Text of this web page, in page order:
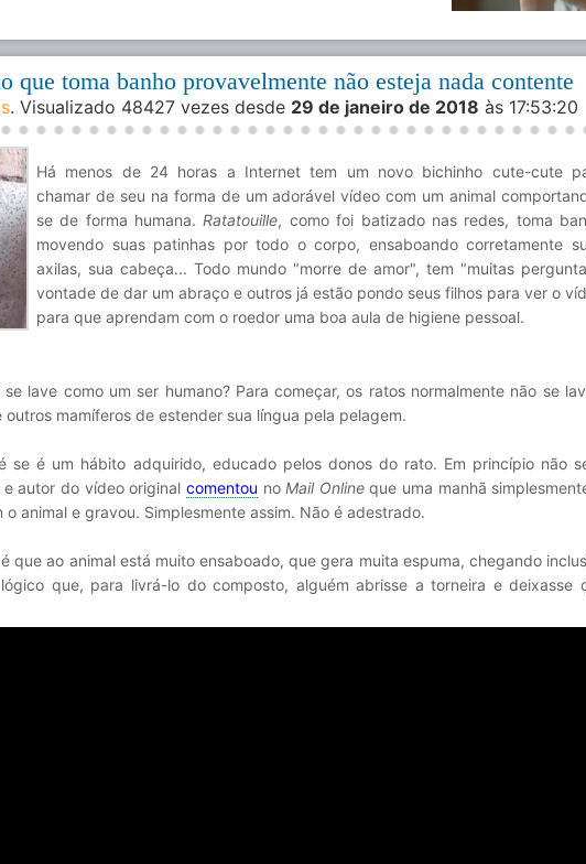
que toma banho provavelmente não esteja nada contente
. Visualizado 48427 vezes desde 29 de janeiro de 2018 às 17:53:20
Há menos de 24 horas a Internet tem um novo bichinho cute-cute
chamar de seu na forma de um adorável vídeo com um animal
se de forma humana.Ratatouille, como foi batizado nas redes, toma
movendo suas patinhas por todo o corpo, ensaboando corretamente
axilas, sua cabeça... Todo mundo "morre de amor", tem "muitas
vontade de dar um abraço e outros já estão pondo seus filhos para ver o
para que aprendam com o roedor uma boa aula de higiene pessoal.
lave como um ser humano? Para começar, os ratos normalmente não se
mamíferos de estender sua língua pela pelagem.
se é um hábito adquirido, educado pelos donos do rato. Em princípio não
autor do vídeo original comentou noMail Onlineque uma manhã
animal e gravou. Simplesmente assim. Não é adestrado.
que ao animal está muito ensaboado, que gera muita espuma, chegando
que, para livrá-lo do composto, alguém abrisse a torneira e deixasse